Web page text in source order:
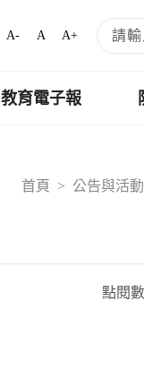
A- A A+
教育電子報
首頁 公告與活動
點閱數